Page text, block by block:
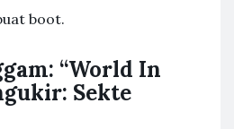
boot.
“World In
Sekte